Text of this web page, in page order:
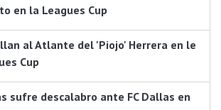
en la Leagues Cup
al Atlante del 'Piojo' Herrera en le
Cup
sufre descalabro ante FC Dallas en